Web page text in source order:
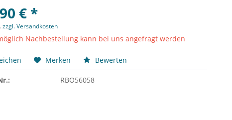
€ *
zzgl. Versandkosten
Nachbestellung kann bei uns angefragt werden
Merken Bewerten
RBO56058